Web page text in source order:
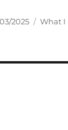
2025 What I